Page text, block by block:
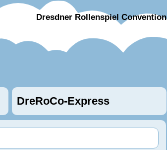
Dresdner Rollenspiel Convention
DreRoCo-Express